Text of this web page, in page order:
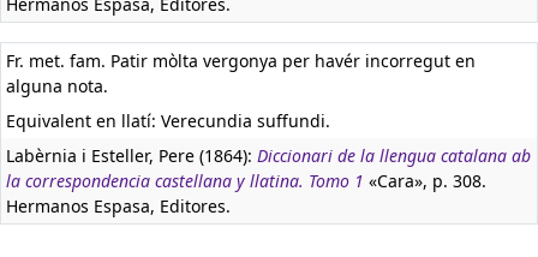
Fr. met. fam. Patir mòlta vergonya per havér incorregut en
alguna nota.
Equivalent en llatí: Verecundia suffundi.
Labèrnia i Esteller, Pere (1864): Diccionari de la llengua catalana ab
la correspondencia castellana y llatina. Tomo 1 «Cara», p. 308.
Hermanos Espasa, Editores.